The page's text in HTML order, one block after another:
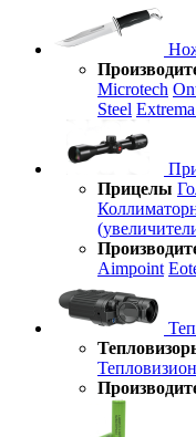
Microtech
Steel
Прицелы
Aimpoint